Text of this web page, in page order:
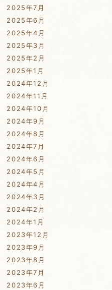
2025年7月
2025年6月
2025年4月
2025年3月
2025年2月
2025年1月
2024年12月
2024年11月
2024年10月
2024年9月
2024年8月
2024年7月
2024年6月
2024年5月
2024年4月
2024年3月
2024年2月
2024年1月
2023年12月
2023年9月
2023年8月
2023年7月
2023年6月